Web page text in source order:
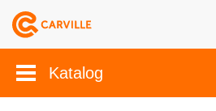
Katalog